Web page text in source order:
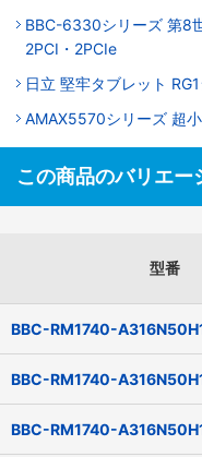
BBC-6330シリーズ 第8
2PCI・2PCIe
日立 堅牢タブレット
AMAX5570シリーズ 超
この商品のバリエー
型番
BBC-RM1740-
BBC-RM1740-
BBC-RM1740-